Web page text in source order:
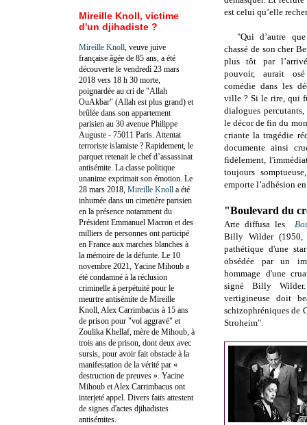
est celui qu’elle
"Qui d’autre
chassé de son cher
plus tôt par
pouvoir, aurait
comédie dans les
ville ? Si le rire, qui
dialogues
le décor de fin du
criante la tragédie
documente ainsi
fidèlement,
toujours
emporte l’adhésion
"Boulevard du
Arte diffusa les
Billy Wilder (1950,
pathétique d'une
obsédée par un
hommage d'une
signé Billy
vertigineuse doit
schizophréniques de
Stroheim".
Mireille Knoll, victime
d'un djihadiste ?
Mireille Knoll , veuve juive
française âgée de 85 ans, a été
découverte le vendredi 23 mars
2018 vers 18 h 30 morte,
poignardée au cri de "Allah
OuAkbar" (Allah est plus grand) et
brûlée dans son appartement
parisien au 30 avenue Philippe
Auguste - 75011 Paris. Attentat
terroriste islamiste ? Rapidement, le
parquet retenait le chef d’assassinat
antisémite. La classe politique
unanime exprimait son émotion. Le
28 mars 2018, Mireille Knoll a été
inhumée dans un cimetière parisien
en la présence notamment du
Président Emmanuel Macron et des
milliers de personnes ont participé
en France aux marches blanches à
la mémoire de la défunte. Le 10
novembre 2021, Yacine Mihoub a
été condamné à la réclusion
criminelle à perpétuité pour le
meurtre antisémite de Mireille
Knoll, Alex Carrimbacus à 15 ans
de prison pour "vol aggravé" et
Zoulika Khellaf, mère de Mihoub, à
trois ans de prison, dont deux avec
sursis, pour avoir fait obstacle à la
manifestation de la vérité par «
destruction de preuves ». Yacine
Mihoub et Alex Carrimbacus ont
interjeté appel. Divers faits attestent
de signes d'actes djihadistes
antisémites.